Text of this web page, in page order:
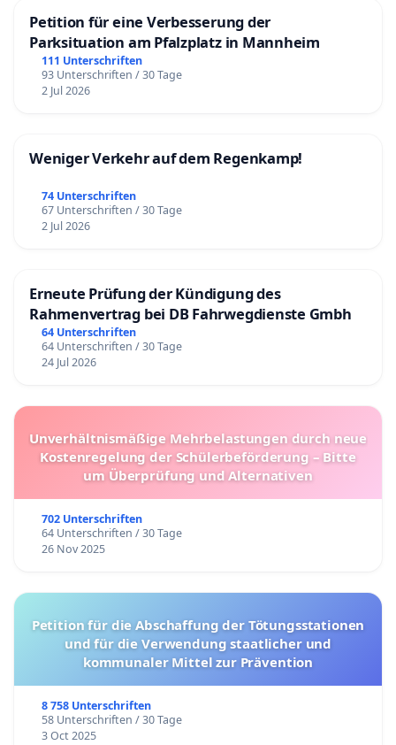
Petition für eine Verbesserung der
Parksituation am Pfalzplatz in Mannheim
111 Unterschriften
93 Unterschriften / 30 Tage
2 Jul 2026
Weniger Verkehr auf dem Regenkamp!
74 Unterschriften
67 Unterschriften / 30 Tage
2 Jul 2026
Erneute Prüfung der Kündigung des
Rahmenvertrag bei DB Fahrwegdienste Gmbh
64 Unterschriften
64 Unterschriften / 30 Tage
24 Jul 2026
Unverhältnismäßige Mehrbelastungen durch neue
Kostenregelung der Schülerbeförderung – Bitte
um Überprüfung und Alternativen
702 Unterschriften
64 Unterschriften / 30 Tage
26 Nov 2025
Petition für die Abschaffung der Tötungsstationen
und für die Verwendung staatlicher und
kommunaler Mittel zur Prävention
8 758 Unterschriften
58 Unterschriften / 30 Tage
3 Oct 2025